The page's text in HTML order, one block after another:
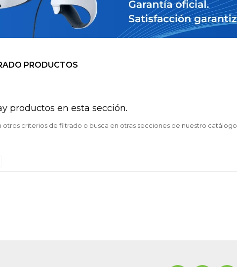
PRODUCTOS
productos en esta sección.
criterios de filtrado o busca en otras secciones de nuestro catálogo.